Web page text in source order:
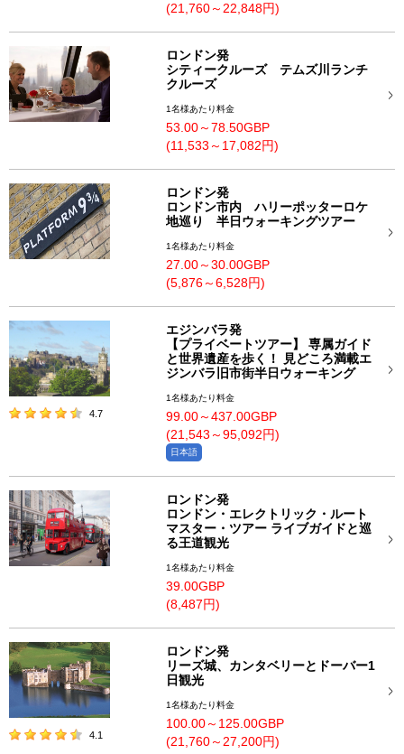
(21,760～22,848円)
ロンドン発
シティークルーズ テムズ川ランチ
クルーズ
1名様あたり料金
53.00～78.50GBP
(11,533～17,082円)
ロンドン発
ロンドン市内 ハリーポッターロケ
地巡り 半日ウォーキングツアー
1名様あたり料金
27.00～30.00GBP
(5,876～6,528円)
4.7
エジンバラ発
【プライベートツアー】 専属ガイド
と世界遺産を歩く！ 見どころ満載エ
ジンバラ旧市街半日ウォーキング
1名様あたり料金
99.00～437.00GBP
(21,543～95,092円)
日本語
ロンドン発
ロンドン・エレクトリック・ルート
マスター・ツアー ライブガイドと巡
る王道観光
1名様あたり料金
39.00GBP
(8,487円)
4.1
ロンドン発
リーズ城、カンタベリーとドーバー1
日観光
1名様あたり料金
100.00～125.00GBP
(21,760～27,200円)